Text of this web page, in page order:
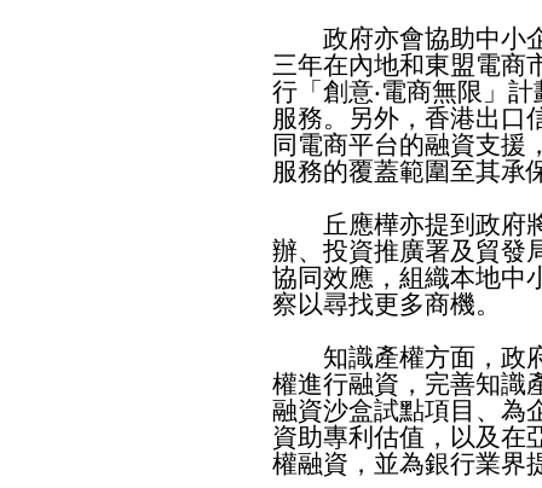
政府亦會協助中小企
三年在內地和東盟電商
行「創意‧電商無限」
服務。另外，香港出口
同電商平台的融資支援
服務的覆蓋範圍至其承
丘應樺亦提到政府將
辦、投資推廣署及貿發
協同效應，組織本地中
察以尋找更多商機。
知識產權方面，政府
權進行融資，完善知識
融資沙盒試點項目、為
資助專利估值，以及在
權融資，並為銀行業界